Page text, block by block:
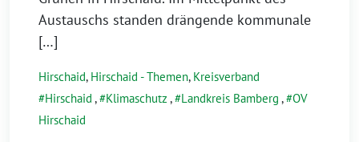
Austauschs standen drängende kommunale
[…]
Hirschaid, Hirschaid - Themen, Kreisverband
Hirschaid , Klimaschutz , Landkreis Bamberg , OV
Hirschaid